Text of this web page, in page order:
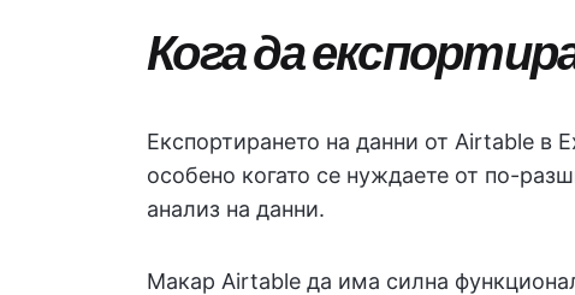
Кога да
Експортирането на данни от Airtable в
особено когато се нуждаете от по-
анализ на данни.
Макар Airtable да има силна